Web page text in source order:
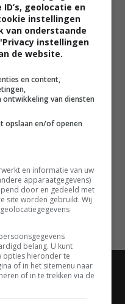
.
,Keith
Baldwin,Jamie
Sutherland
Marshall Bell
,Olga
Retchin,Levan
geolocatie en
instellingen
van onderstaande
instellingen
de website.
en content,
van diensten
opslaan en/of openen
en informatie van uw
apparaatgegevens)
door en gedeeld met
site worden gebruikt. Wij
belang. U kunt
opties hieronder te
of in het sitemenu naar
of in te trekken via de